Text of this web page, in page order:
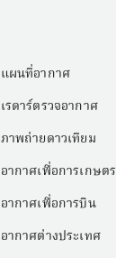
แผนที่อากาศ
เรดาร์ตรวจอากาศ
ภาพถ่ายดาวเทียม
อากาศเพื่อการเกษตร
อากาศเพื่อการบิน
อากาศต่างประเทศ